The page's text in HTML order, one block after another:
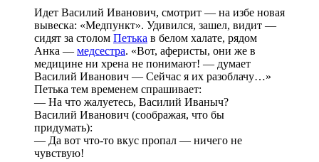
Идет Василий Иванович, смотрит — на избе новая
вывеска: «Медпункт». Удивился, зашел, видит —
сидят за столом Петька в белом халате, рядом
Анка — медсестра. «Вот, аферисты, они же в
медицине ни хрена не понимают! — думает
Василий Иванович — Сейчас я их разоблачу…»
Петька тем временем спрашивает:
— На что жалуетесь, Василий Иваныч?
Василий Иванович (соображая, что бы
придумать):
— Да вот что-то вкус пропал — ничего не
чувствую!